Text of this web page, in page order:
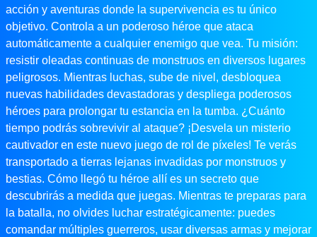
acción y aventuras donde la supervivencia es tu único
objetivo. Controla a un poderoso héroe que ataca
automáticamente a cualquier enemigo que vea. Tu misión:
resistir oleadas continuas de monstruos en diversos lugares
peligrosos. Mientras luchas, sube de nivel, desbloquea
nuevas habilidades devastadoras y despliega poderosos
héroes para prolongar tu estancia en la tumba. ¿Cuánto
tiempo podrás sobrevivir al ataque? ¡Desvela un misterio
cautivador en este nuevo juego de rol de píxeles! Te verás
transportado a tierras lejanas invadidas por monstruos y
bestias. Cómo llegó tu héroe allí es un secreto que
descubrirás a medida que juegas. Mientras te preparas para
la batalla, no olvides luchar estratégicamente: puedes
comandar múltiples guerreros, usar diversas armas y mejorar